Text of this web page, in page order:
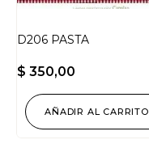
D206 PASTA
$ 350,00
AÑADIR AL CARRITO